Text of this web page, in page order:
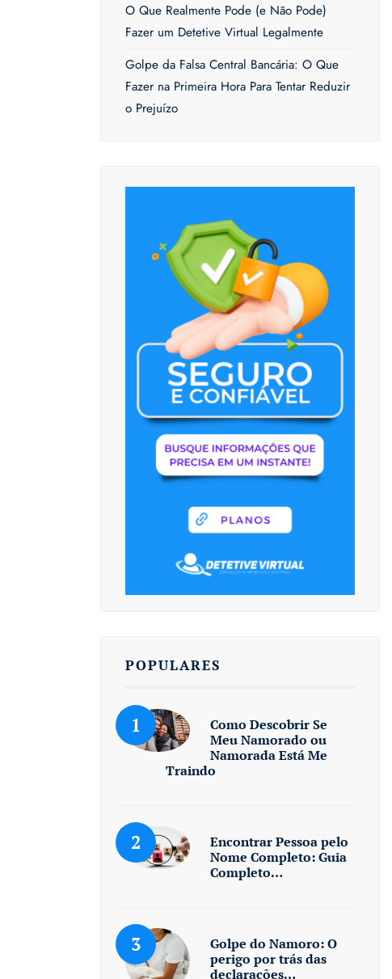
O Que Realmente Pode (e Não Pode)
Fazer um Detetive Virtual Legalmente
Golpe da Falsa Central Bancária: O Que
Fazer na Primeira Hora Para Tentar Reduzir
o Prejuízo
POPULARES
Como Descobrir Se
Meu Namorado ou
Namorada Está Me
Traindo
Encontrar Pessoa pelo
Nome Completo: Guia
Completo…
Golpe do Namoro: O
perigo por trás das
declarações…